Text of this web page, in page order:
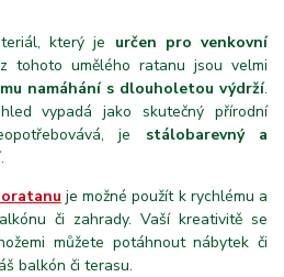
který je určen pro venkovní
tohoto umělého ratanu jsou velmi
namáhání s dlouholetou výdrží.
vypadá jako skutečný přírodní
je stálobarevný a
.
je možné použít k rychlému a
či zahrady. Vaší kreativitě se
můžete potáhnout nábytek či
balkón či terasu.